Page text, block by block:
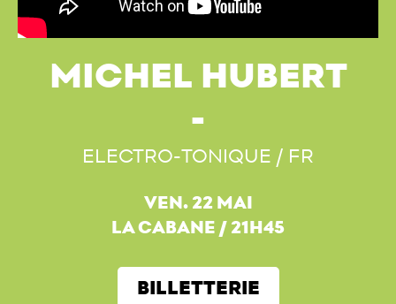
MICHEL HUBERT
ELECTRO-TONIQUE / FR
VEN. 22 MAI
LA CABANE / 21H45
BILLETTERIE